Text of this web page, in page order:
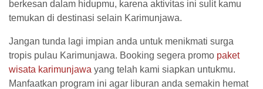
berkesan dalam hidupmu, karena aktivitas ini sulit kamu
temukan di destinasi selain Karimunjawa.
Jangan tunda lagi impian anda untuk menikmati surga
tropis pulau Karimunjawa. Booking segera promo paket
wisata karimunjawa yang telah kami siapkan untukmu.
Manfaatkan program ini agar liburan anda semakin hemat